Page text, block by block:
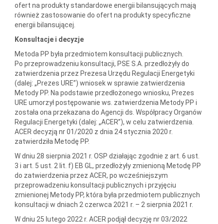
ofert na produkty standardowe energii bilansujących mają
również zastosowanie do ofert na produkty specyficzne
energii bilansującej.
Konsultacje i decyzje
Metoda PP była przedmiotem konsultacji publicznych.
Po przeprowadzeniu konsultacji, PSE S.A. przedłożyły do
zatwierdzenia przez Prezesa Urzędu Regulacji Energetyki
(dalej: „Prezes URE”) wniosek w sprawie zatwierdzenia
Metody PP. Na podstawie przedłożonego wniosku, Prezes
URE umorzył postępowanie ws. zatwierdzenia Metody PP i
została ona przekazana do Agencji ds. Współpracy Organów
Regulacji Energetyki (dalej: „ACER”), w celu zatwierdzenia.
ACER decyzją nr 01/2020 z dnia 24 stycznia 2020 r.
zatwierdziła Metodę PP.
W dniu 28 sierpnia 2021 r. OSP działając zgodnie z art. 6 ust.
3 i art. 5 ust. 2 lit. f) EB GL, przedłożyły zmienioną Metodę PP
do zatwierdzenia przez ACER, po wcześniejszym
przeprowadzeniu konsultacji publicznych i przyjęciu
zmienionej Metody PP, która była przedmiotem publicznych
konsultacji w dniach 2 czerwca 2021 r. – 2 sierpnia 2021 r.
W dniu 25 lutego 2022 r. ACER podjął decyzję nr 03/2022